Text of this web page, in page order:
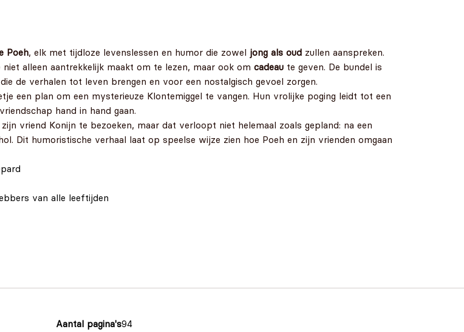
Poeh, elk met tijdloze levenslessen en humor die zowel jong als oud zullen aanspreken.
alleen aantrekkelijk maakt om te lezen, maar ook om cadeau te geven. De bundel is
de verhalen tot leven brengen en voor een nostalgisch gevoel zorgen.
een plan om een mysterieuze Klontemiggel te vangen. Hun vrolijke poging leidt tot een
hand in hand gaan.
vriend Konijn te bezoeken, maar dat verloopt niet helemaal zoals gepland: na een
Dit humoristische verhaal laat op speelse wijze zien hoe Poeh en zijn vrienden omgaan
van alle leeftijden
Aantal pagina's94